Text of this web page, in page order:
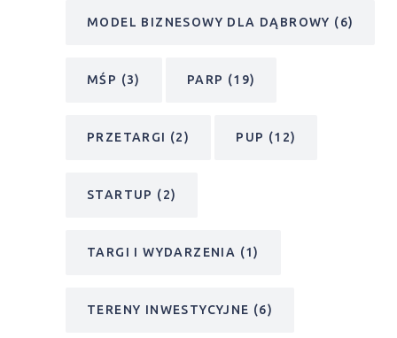
MODEL BIZNESOWY DLA DĄBROWY (6)
MŚP (3) PARP (19)
PRZETARGI (2) PUP (12)
STARTUP (2)
TARGI I WYDARZENIA (1)
TERENY INWESTYCYJNE (6)